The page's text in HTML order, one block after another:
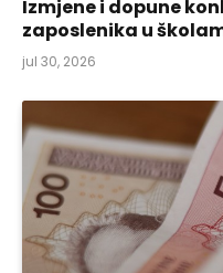
Izmjene i dopune
zaposlenika u
jul 30, 2026